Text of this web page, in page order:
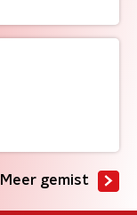
Meer gemist